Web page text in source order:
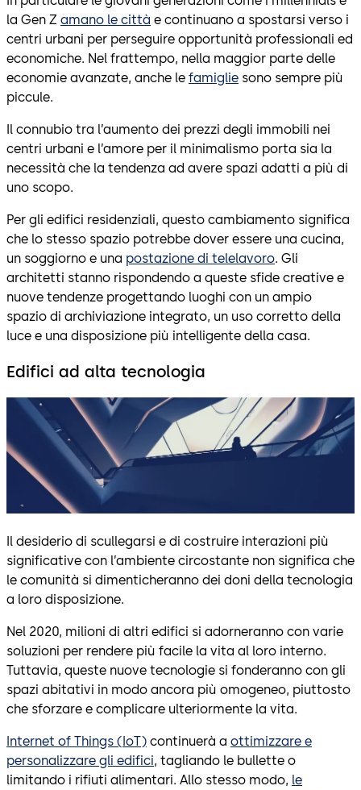
la Gen Z amano le città e continuano a spostarsi verso i
centri urbani per perseguire opportunità professionali ed
economiche. Nel frattempo, nella maggior parte delle
economie avanzate, anche le famiglie sono sempre più
piccule.
Il connubio tra l’aumento dei prezzi degli immobili nei
centri urbani e l’amore per il minimalismo porta sia la
necessità che la tendenza ad avere spazi adatti a più di
uno scopo.
Per gli edifici residenziali, questo cambiamento significa
che lo stesso spazio potrebbe dover essere una cucina,
un soggiorno e una postazione di telelavoro. Gli
architetti stanno rispondendo a queste sfide creative e
nuove tendenze progettando luoghi con un ampio
spazio di archiviazione integrato, un uso corretto della
luce e una disposizione più intelligente della casa.
Edifici ad alta tecnologia
Il desiderio di scullegarsi e di costruire interazioni più
significative con l’ambiente circostante non significa che
le comunità si dimenticheranno dei doni della tecnologia
a loro disposizione.
Nel 2020, milioni di altri edifici si adorneranno con varie
soluzioni per rendere più facile la vita al loro interno.
Tuttavia, queste nuove tecnologie si fonderanno con gli
spazi abitativi in modo ancora più omogeneo, piuttosto
che sforzare e complicare ulteriormente la vita.
Internet of Things (IoT) continuerà a ottimizzare e
personalizzare gli edifici, tagliando le bullette o
limitando i rifiuti alimentari. Allo stesso modo, le